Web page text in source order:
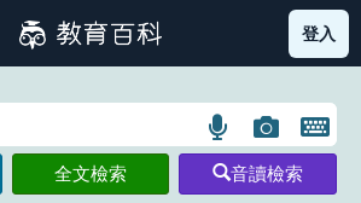
筆畫索引圖示 部首索引表圖示
登入
語
言
搜
圖
片
搜
開
鍵
全文檢索 音讀檢索